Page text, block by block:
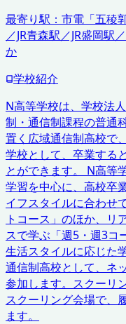
最寄り駅： 市電「五稜
／JR青森駅／JR盛岡駅
か
学校紹介
N高等学校は、学校法
制・通信制課程の普通
置く広域通信制高校で
学校として、卒業する
とができます。 N高等
学習を中心に、高校卒
イフスタイルに合わせ
トコース」のほか、リ
スで学ぶ「週5・週3コ
生活スタイルに応じた
通信制高校として、ネ
参加します。スクーリ
スクーリング会場で、
ます。